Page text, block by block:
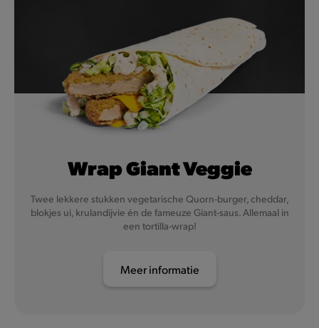
Wrap Giant Veggie
Twee lekkere stukken vegetarische Quorn-burger, cheddar,
blokjes ui, krulandijvie én de fameuze Giant-saus. Allemaal in
een tortilla-wrap!
Meer informatie